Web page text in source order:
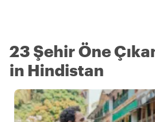
23 Şehir Öne
in Hindistan